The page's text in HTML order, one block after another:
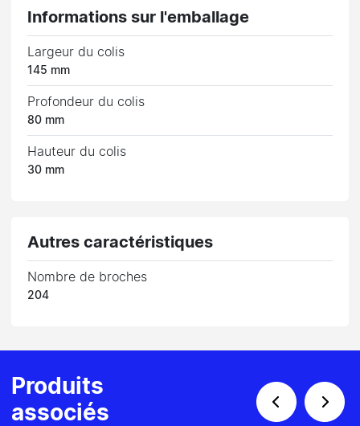
Informations sur l'emballage
Largeur du colis
145 mm
Profondeur du colis
80 mm
Hauteur du colis
30 mm
Autres caractéristiques
Nombre de broches
204
Produits
associés